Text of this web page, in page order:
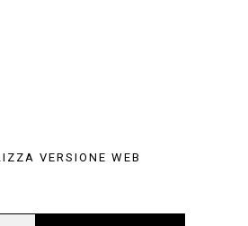
VERSIONE WEB